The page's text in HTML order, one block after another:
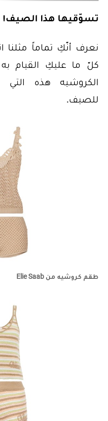
تسوّقيها هذا الصيف!
نعرف أنّكِ تماماً مثلنا
كلّ ما عليكِ القيام
الكروشيه هذه
للصيف.
طقم كروشيه من Elie Saab